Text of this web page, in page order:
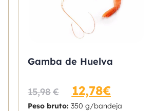
Gamba de Huelva
15,98€ 12,78€
Peso bruto: 350 g/bandeja